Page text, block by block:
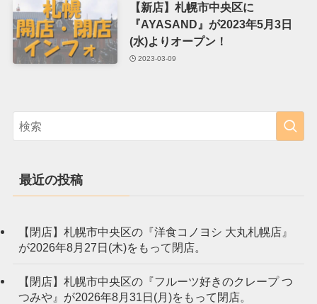
【新店】札幌市中央区に
『AYASAND』が2023年5月3日
(水)よりオープン！
2023-03-09
最近の投稿
【閉店】札幌市中央区の『洋食コノヨシ 大丸札幌店』
が2026年8月27日(木)をもって閉店。
【閉店】札幌市中央区の『フルーツ好きのクレープ つ
つみや』が2026年8月31日(月)をもって閉店。